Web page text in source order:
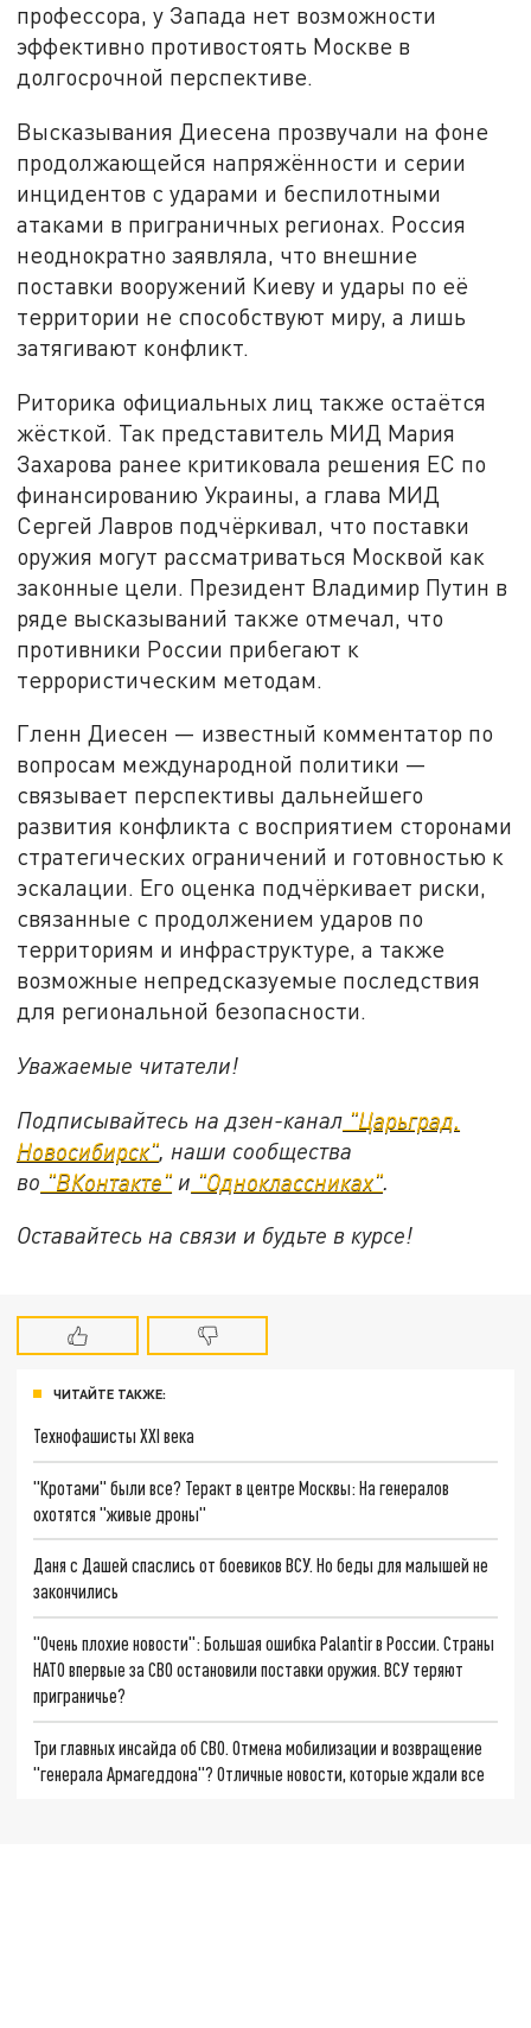
профессора, у Запада нет возможности
эффективно противостоять Москве в
долгосрочной перспективе.
Высказывания Диесена прозвучали на фоне
продолжающейся напряжённости и серии
инцидентов с ударами и беспилотными
атаками в приграничных регионах. Россия
неоднократно заявляла, что внешние
поставки вооружений Киеву и удары по её
территории не способствуют миру, а лишь
затягивают конфликт.
Риторика официальных лиц также остаётся
жёсткой. Так представитель МИД Мария
Захарова ранее критиковала решения ЕС по
финансированию Украины, а глава МИД
Сергей Лавров подчёркивал, что поставки
оружия могут рассматриваться Москвой как
законные цели. Президент Владимир Путин в
ряде высказываний также отмечал, что
противники России прибегают к
террористическим методам.
Гленн Диесен — известный комментатор по
вопросам международной политики —
связывает перспективы дальнейшего
развития конфликта с восприятием сторонами
стратегических ограничений и готовностью к
эскалации. Его оценка подчёркивает риски,
связанные с продолжением ударов по
территориям и инфраструктуре, а также
возможные непредсказуемые последствия
для региональной безопасности.
Уважаемые читатели!
Подписывайтесь на дзен-канал "Царьград.
Новосибирск" , наши сообщества
во "ВКонтакте" и "Одноклассниках"
Оставайтесь на связи и будьте в курсе!
ЧИТАЙТЕ ТАКЖЕ:
Технофашисты XXI века
"Кротами" были все? Теракт в центре Москвы: На генералов
охотятся "живые дроны"
Даня с Дашей спаслись от боевиков ВСУ. Но беды для малышей не
закончились
"Очень плохие новости": Большая ошибка Palantir в России. Страны
НАТО впервые за СВО остановили поставки оружия. ВСУ теряют
приграничье?
Три главных инсайда об СВО. Отмена мобилизации и возвращение
"генерала Армагеддона"? Отличные новости, которые ждали все